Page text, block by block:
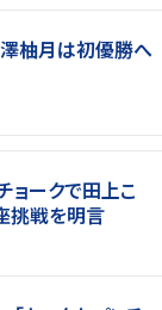
柚月は初優勝へ
ョークで田上こ
挑戦を明言